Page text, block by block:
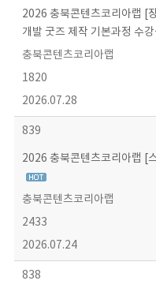
2026 충북콘텐츠코리아랩 [
개발 굿즈 제작 기본과정 수
충북콘텐츠코리아랩
1820
2026.07.28
839
2026 충북콘텐츠코리아랩 [
충북콘텐츠코리아랩
2433
2026.07.24
838